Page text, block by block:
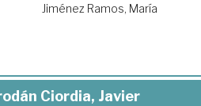
Jiménez Ramos, María
Ciordia, Javier